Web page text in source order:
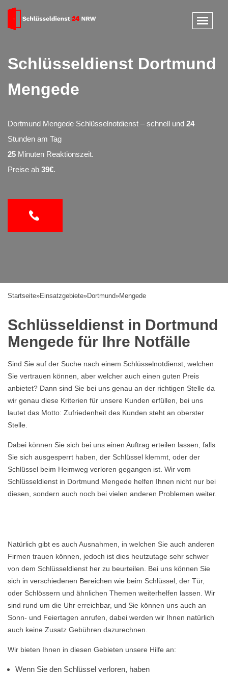
Schlüsseldienst Dortmund
Mengede
Dortmund Mengede Schlüsselnotdienst – schnell und 24
Stunden am Tag
25 Minuten Reaktionszeit.
Preise ab 39€.
Startseite»Einsatzgebiete»Dortmund»Mengede
Schlüsseldienst in Dortmund
Mengede für Ihre Notfälle
Sind Sie auf der Suche nach einem Schlüsselnotdienst, welchen
Sie vertrauen können, aber welcher auch einen guten Preis
anbietet? Dann sind Sie bei uns genau an der richtigen Stelle da
wir genau diese Kriterien für unsere Kunden erfüllen, bei uns
lautet das Motto: Zufriedenheit des Kunden steht an oberster
Stelle.
Dabei können Sie sich bei uns einen Auftrag erteilen lassen, falls
Sie sich ausgesperrt haben, der Schlüssel klemmt, oder der
Schlüssel beim Heimweg verloren gegangen ist. Wir vom
Schlüsseldienst in Dortmund Mengede helfen Ihnen nicht nur bei
diesen, sondern auch noch bei vielen anderen Problemen weiter.
Natürlich gibt es auch Ausnahmen, in welchen Sie auch anderen
Firmen trauen können, jedoch ist dies heutzutage sehr schwer
von dem Schlüsseldienst her zu beurteilen. Bei uns können Sie
sich in verschiedenen Bereichen wie beim Schlüssel, der Tür,
oder Schlössern und ähnlichen Themen weiterhelfen lassen. Wir
sind rund um die Uhr erreichbar, und Sie können uns auch an
Sonn- und Feiertagen anrufen, dabei werden wir Ihnen natürlich
auch keine Zusatz Gebühren dazurechnen.
Wir bieten Ihnen in diesen Gebieten unsere Hilfe an:
Wenn Sie den Schlüssel verloren, haben